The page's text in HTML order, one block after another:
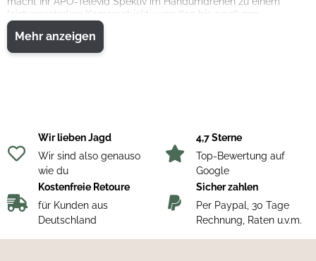
leistungsstarken Kameraobjektiv von 855 bis 3.078 mm
Brennweite.
Mehr anzeigen
Wir lieben Jagd
Wir sind also genauso
wie du
4,7 Sterne
Top-Bewertung auf
Google
Kostenfreie Retoure
für Kunden aus
Deutschland
Sicher zahlen
Per Paypal, 30 Tage
Rechnung, Raten u.v.m.